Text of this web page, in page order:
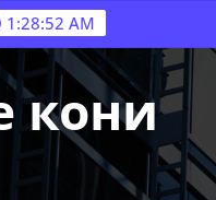
1:28:53 AM
кони